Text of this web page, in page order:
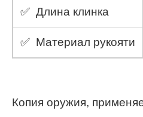
✅ Длина клинка
✅ Материал рукояти
Копия оружия,